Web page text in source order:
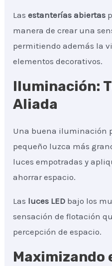
Lasestanterías abiertas
manera de crear una
permitiendo además la
elementos decorativos.
Iluminación:
Aliada
Una buena iluminación
pequeño luzca más
luces empotradas y
ahorrar espacio.
Las luces LED bajo los
sensación de flotación
percepción de espacio.
Maximizando